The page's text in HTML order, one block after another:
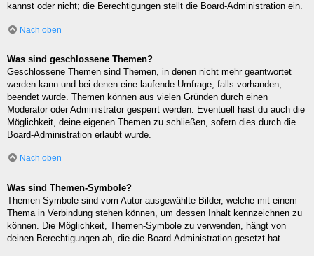
kannst oder nicht; die Berechtigungen stellt die Board-Administration ein.
Nach oben
Was sind geschlossene Themen?
Geschlossene Themen sind Themen, in denen nicht mehr geantwortet
werden kann und bei denen eine laufende Umfrage, falls vorhanden,
beendet wurde. Themen können aus vielen Gründen durch einen
Moderator oder Administrator gesperrt werden. Eventuell hast du auch die
Möglichkeit, deine eigenen Themen zu schließen, sofern dies durch die
Board-Administration erlaubt wurde.
Nach oben
Was sind Themen-Symbole?
Themen-Symbole sind vom Autor ausgewählte Bilder, welche mit einem
Thema in Verbindung stehen können, um dessen Inhalt kennzeichnen zu
können. Die Möglichkeit, Themen-Symbole zu verwenden, hängt von
deinen Berechtigungen ab, die die Board-Administration gesetzt hat.